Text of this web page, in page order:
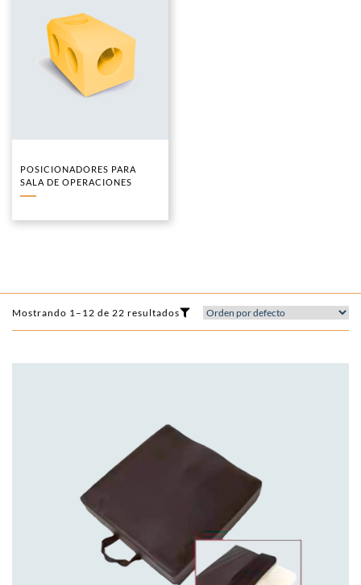
POSICIONADORES PARA
SALA DE OPERACIONES
Mostrando 1–12 de 22 resultados